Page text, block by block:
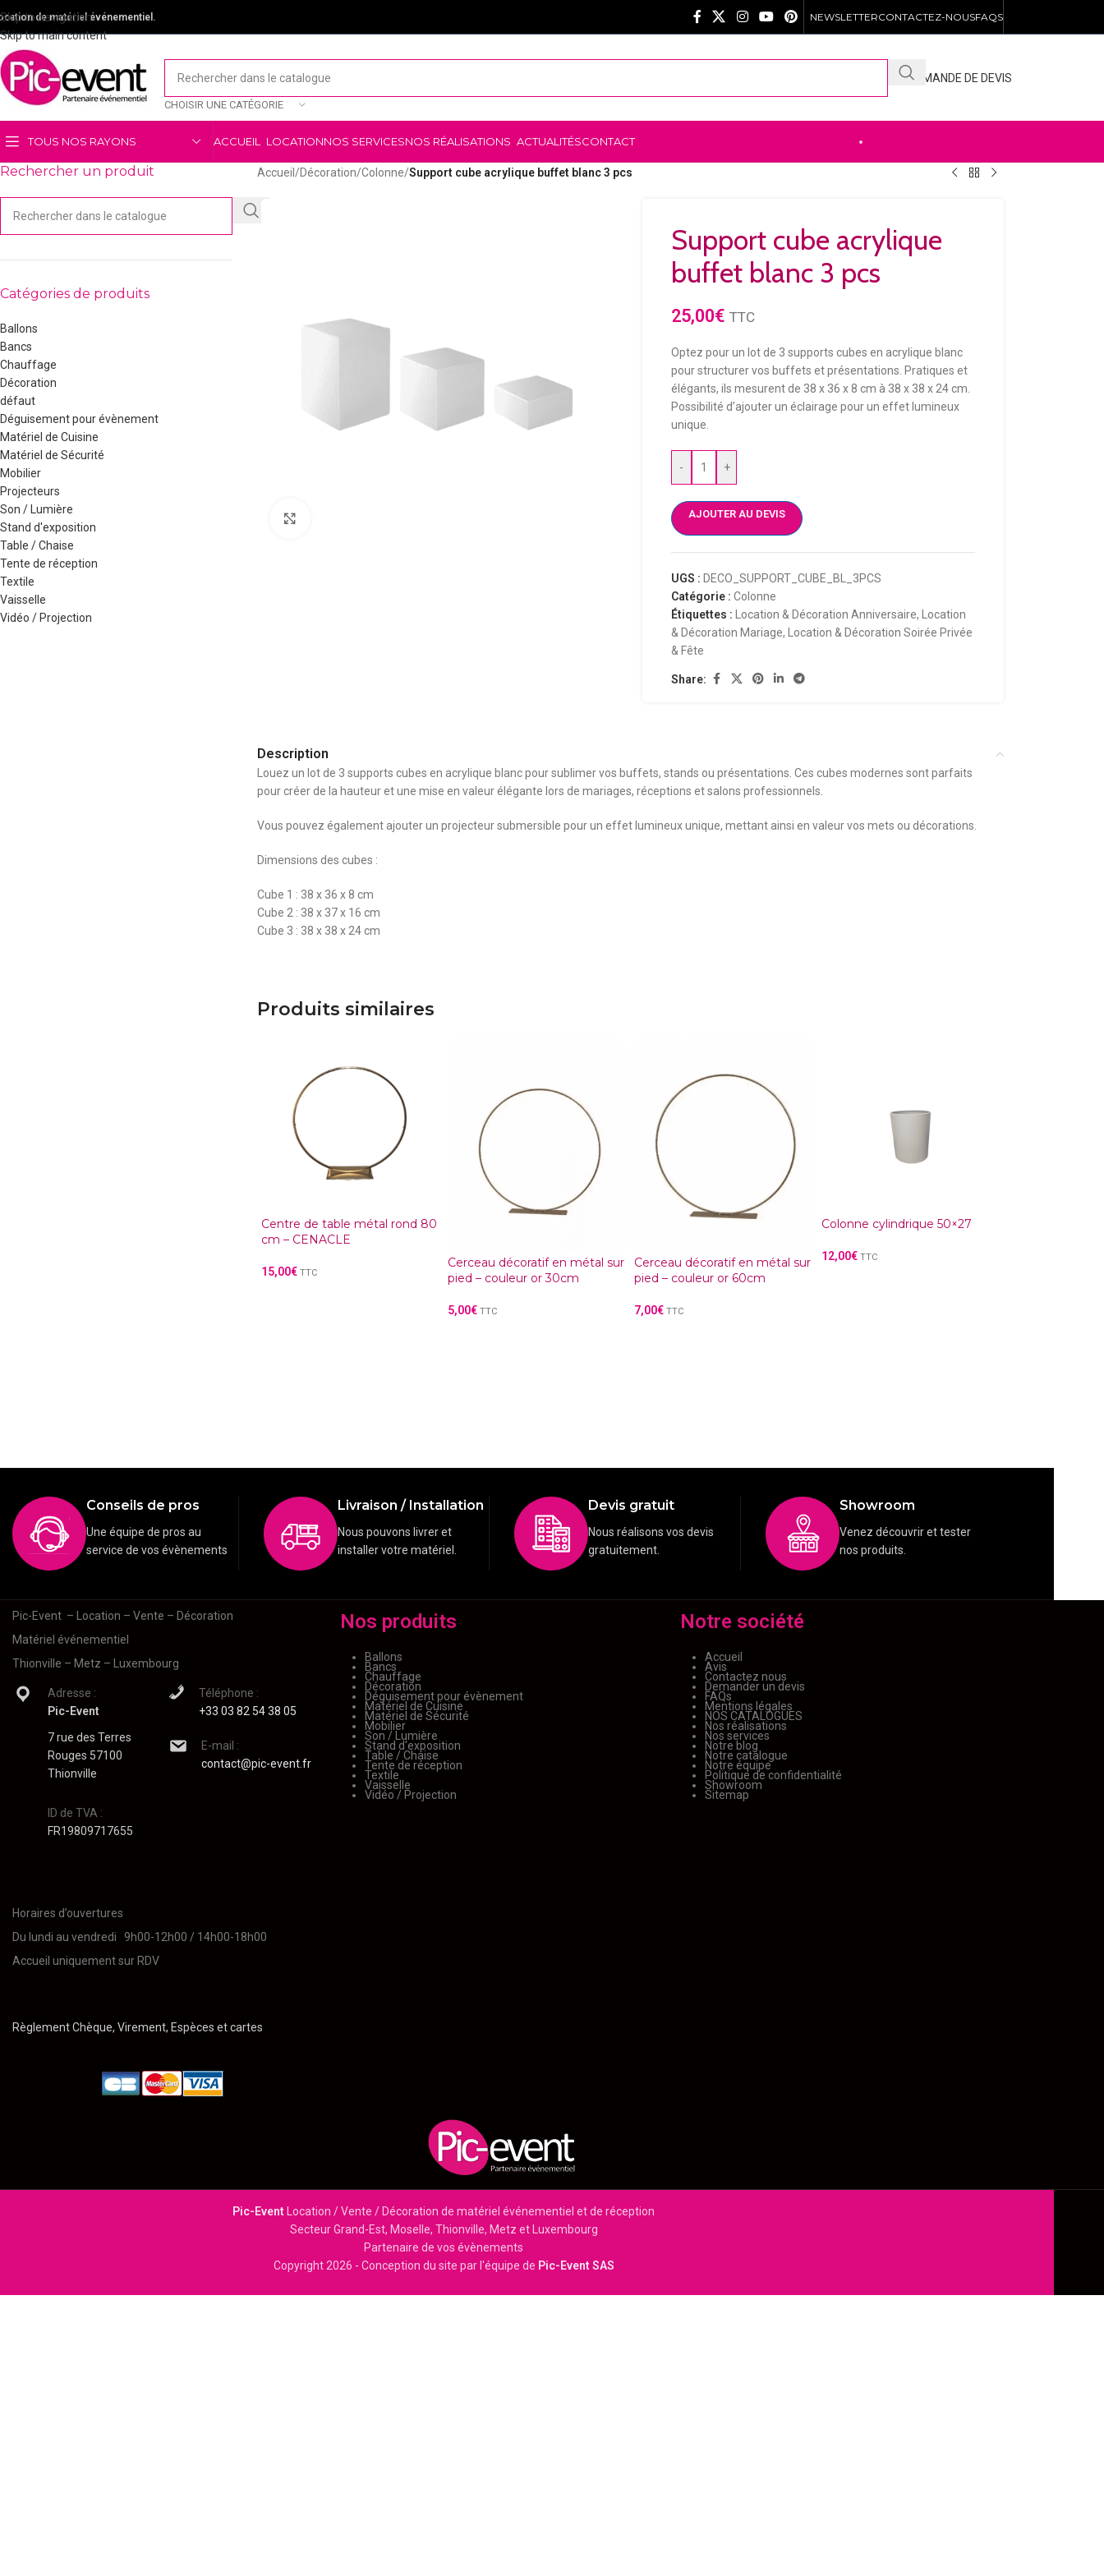
Skip to navigation
Skip to main content
de matériel événementiel. NEWSLETTERCONTACTEZ-NOUSFAQS
CHOISIR UNE CATÉGORIE
DEMANDE DE DEVIS
TOUS NOS RAYONS ACCUEIL LOCATIONNOS SERVICESNOS RÉALISATIONS ACTUALITÉSCONTACT
Rechercher un produit
Catégories de produits
Ballons
Bancs
Chauffage
Décoration
défaut
Déguisement pour évènement
Matériel de Cuisine
Matériel de Sécurité
Mobilier
Projecteurs
Son / Lumière
Stand d'exposition
Table / Chaise
Tente de réception
Textile
Vaisselle
Vidéo / Projection
Accueil /Décoration/Colonne/Support cube acrylique buffet blanc 3 pcs
Support cube acrylique
buffet blanc 3 pcs
25,00€ TTC
Optez pour un lot de 3 supports cubes en acrylique blanc
pour structurer vos buffets et présentations. Pratiques et
élégants, ils mesurent de 38 x 36 x 8 cm à 38 x 38 x 24 cm.
Possibilité d’ajouter un éclairage pour un effet lumineux
unique.
- +
AJOUTER AU DEVIS
UGS : DECO_SUPPORT_CUBE_BL_3PCS
Catégorie : Colonne
Étiquettes :
Location & Décoration Anniversaire,
Location
& Décoration Mariage,
Location & Décoration Soirée Privée
& Fête
Share:
Description
Louez un lot de 3 supports cubes en acrylique blanc pour sublimer vos buffets, stands ou présentations. Ces cubes modernes sont parfaits
pour créer de la hauteur et une mise en valeur élégante lors de mariages, réceptions et salons professionnels.
Vous pouvez également ajouter un projecteur submersible pour un effet lumineux unique, mettant ainsi en valeur vos mets ou décorations.
Dimensions des cubes :
Cube 1 : 38 x 36 x 8 cm
Cube 2 : 38 x 37 x 16 cm
Cube 3 : 38 x 38 x 24 cm
Produits similaires
Centre de table métal rond 80
cm – CENACLE
15,00€ TTC
Cerceau décoratif en métal sur
pied – couleur or 30cm
5,00€ TTC
Cerceau décoratif en métal sur
pied – couleur or 60cm
7,00€ TTC
Colonne cylindrique 50×27
12,00€ TTC
Conseils de pros
Une équipe de pros au
service de vos évènements
Livraison / Installation
Nous pouvons livrer et
installer votre matériel.
Devis gratuit
Nous réalisons vos devis
gratuitement.
Showroom
Venez découvrir et tester
nos produits.
Pic-Event – Location – Vente – Décoration
Matériel événementiel
Thionville – Metz – Luxembourg
Adresse :
Pic-Event
7 rue des Terres
Rouges 57100
Thionville
ID de TVA :
FR19809717655
Téléphone :
+33 03 82 54 38 05
E-mail :
contact@pic-event.fr
Horaires d’ouvertures
Du lundi au vendredi 9h00-12h00 / 14h00-18h00
Accueil uniquement sur RDV
Règlement Chèque, Virement, Espèces et cartes
Nos produits
Ballons
Bancs
Chauffage
Décoration
Déguisement pour évènement
Matériel de Cuisine
Matériel de Sécurité
Mobilier
Son / Lumière
Stand d'exposition
Table / Chaise
Tente de réception
Textile
Vaisselle
Vidéo / Projection
Notre société
Accueil
Avis
Contactez nous
Demander un devis
FAQs
Mentions légales
NOS CATALOGUES
Nos réalisations
Nos services
Notre blog
Notre catalogue
Notre équipe
Politique de confidentialité
Showroom
Sitemap
Pic-Event Location / Vente / Décoration de matériel événementiel et de réception
Secteur Grand-Est, Moselle, Thionville, Metz et Luxembourg
Partenaire de vos évènements
Copyright 2026 - Conception du site par l'équipe de Pic-Event SAS